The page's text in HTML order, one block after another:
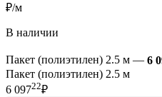
₽/м
В наличии
Пакет (полиэтилен) 2.5 м — 6
Пакет (полиэтилен) 2.5 м
6 09722₽